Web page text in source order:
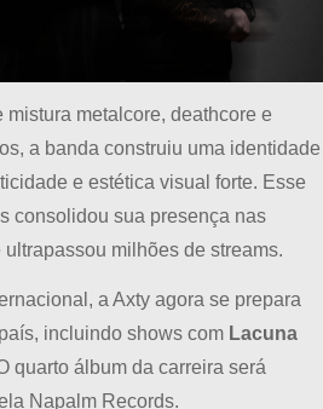
metalcore, deathcore e
a banda construiu uma identidade
e estética visual forte. Esse
consolidou sua presença nas
milhões de streams.
a Axty agora se prepara
incluindo shows com Lacuna
quarto álbum da carreira será
Napalm Records.